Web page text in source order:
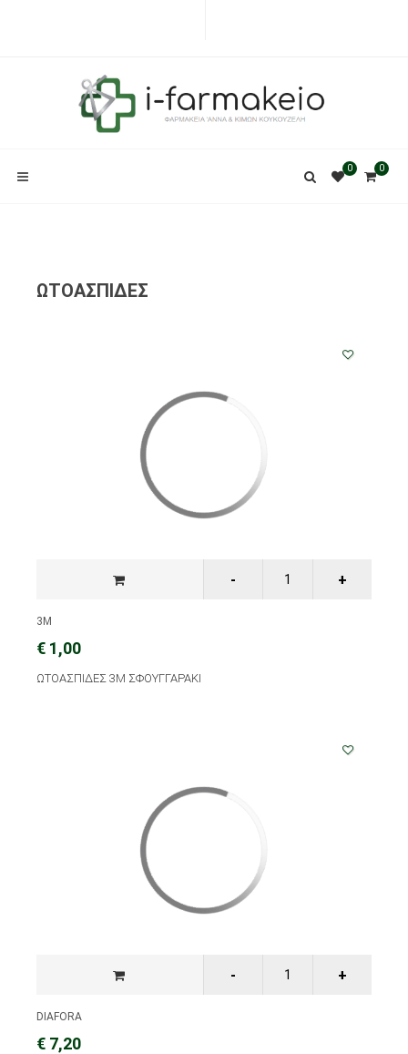
0
0
ΩΤΟΑΣΠΙΔΕΣ
3M
€ 1,00
ΩΤΟΑΣΠΙΔΕΣ 3M ΣΦΟΥΓΓΑΡΑΚΙ
DIAFORA
€ 7,20